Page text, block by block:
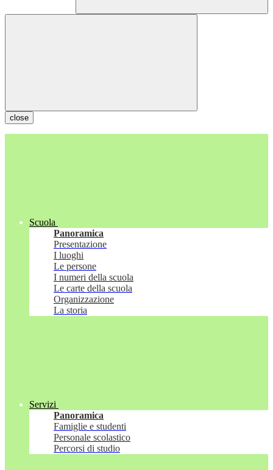
close
Scuola
Panoramica
Presentazione
I luoghi
Le persone
I numeri della scuola
Le carte della scuola
Organizzazione
La storia
Servizi
Panoramica
Famiglie e studenti
Personale scolastico
Percorsi di studio